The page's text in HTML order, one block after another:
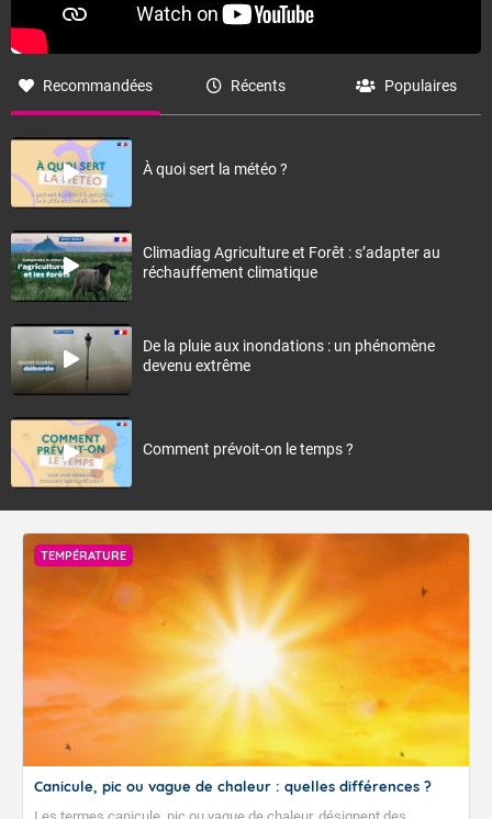
Recommandées Récents Populaires
À quoi sert la météo ?
Climadiag Agriculture et Forêt : s’adapter au
réchauffement climatique
De la pluie aux inondations : un phénomène
devenu extrême
Comment prévoit-on le temps ?
TEMPÉRATURE
Canicule, pic ou vague de chaleur : quelles différences ?